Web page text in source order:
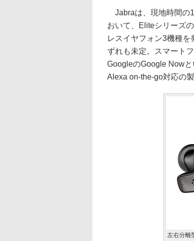
Jabraは、現地時間の
おいて、Eliteシリーズ
レスイヤフォン3機種
ずれも未定。スマート
GoogleのGoogle Now
Alexa on-the-go対応の製
左右分離